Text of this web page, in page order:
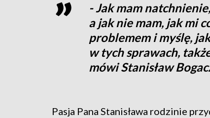
- Jak mam
a jak nie mam, jak mi
problemem i myślę,
w tych sprawach,
mówi Stanisław
Pasja Pana Stanisława rodzinie